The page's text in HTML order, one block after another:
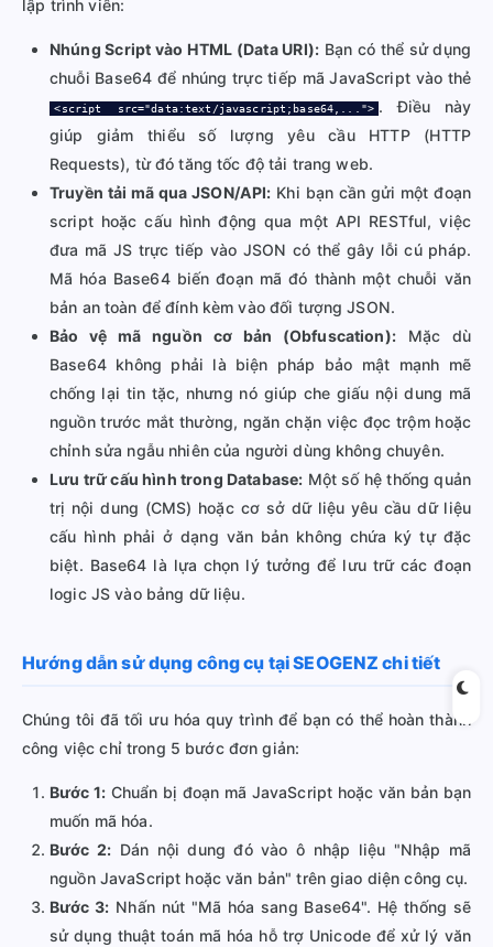
lập trình viên:
Nhúng Script vào HTML (Data URI):Bạn có thể sử dụng
chuỗi Base64 để nhúng trực tiếp mã JavaScript vào thẻ
<script src="data:text/javascript;base64,..."> . Điều này
giúp giảm thiểu số lượng yêu cầu HTTP (HTTP
Requests), từ đó tăng tốc độ tải trang web.
Truyền tải mã qua JSON/API: Khi bạn cần gửi một đoạn
script hoặc cấu hình động qua một API RESTful, việc
đưa mã JS trực tiếp vào JSON có thể gây lỗi cú pháp.
Mã hóa Base64 biến đoạn mã đó thành một chuỗi văn
bản an toàn để đính kèm vào đối tượng JSON.
Bảo vệ mã nguồn cơ bản (Obfuscation):Mặc dù
Base64 không phải là biện pháp bảo mật mạnh mẽ
chống lại tin tặc, nhưng nó giúp che giấu nội dung mã
nguồn trước mắt thường, ngăn chặn việc đọc trộm hoặc
chỉnh sửa ngẫu nhiên của người dùng không chuyên.
Lưu trữ cấu hình trong Database: Một số hệ thống quản
trị nội dung (CMS) hoặc cơ sở dữ liệu yêu cầu dữ liệu
cấu hình phải ở dạng văn bản không chứa ký tự đặc
biệt. Base64 là lựa chọn lý tưởng để lưu trữ các đoạn
logic JS vào bảng dữ liệu.
Hướng dẫn sử dụng công cụ tại SEOGENZ chi tiết
Chúng tôi đã tối ưu hóa quy trình để bạn có thể hoàn thành
công việc chỉ trong 5 bước đơn giản:
Bước 1: Chuẩn bị đoạn mã JavaScript hoặc văn bản bạn
muốn mã hóa.
Bước 2: Dán nội dung đó vào ô nhập liệu "Nhập mã
nguồn JavaScript hoặc văn bản" trên giao diện công cụ.
Bước 3: Nhấn nút "Mã hóa sang Base64". Hệ thống sẽ
sử dụng thuật toán mã hóa hỗ trợ Unicode để xử lý văn